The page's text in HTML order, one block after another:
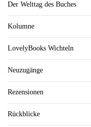
Der Welttag des Buches
Kolumne
LovelyBooks Wichteln
Neuzugänge
Rezensionen
Rückblicke